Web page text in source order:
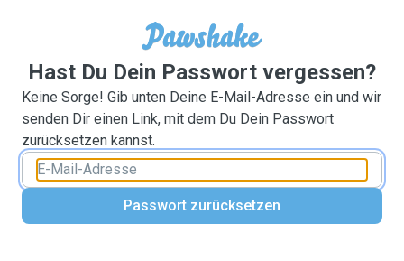
Hast Du Dein Passwort vergessen?
Keine Sorge! Gib unten Deine E-Mail-Adresse ein und wir
senden Dir einen Link, mit dem Du Dein Passwort
zurücksetzen kannst.
Passwort zurücksetzen